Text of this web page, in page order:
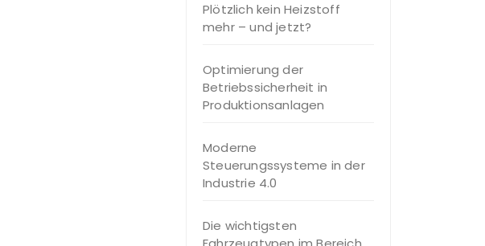
Plötzlich kein Heizstoff
mehr – und jetzt?
Optimierung der
Betriebssicherheit in
Produktionsanlagen
Moderne
Steuerungssysteme in der
Industrie 4.0
Die wichtigsten